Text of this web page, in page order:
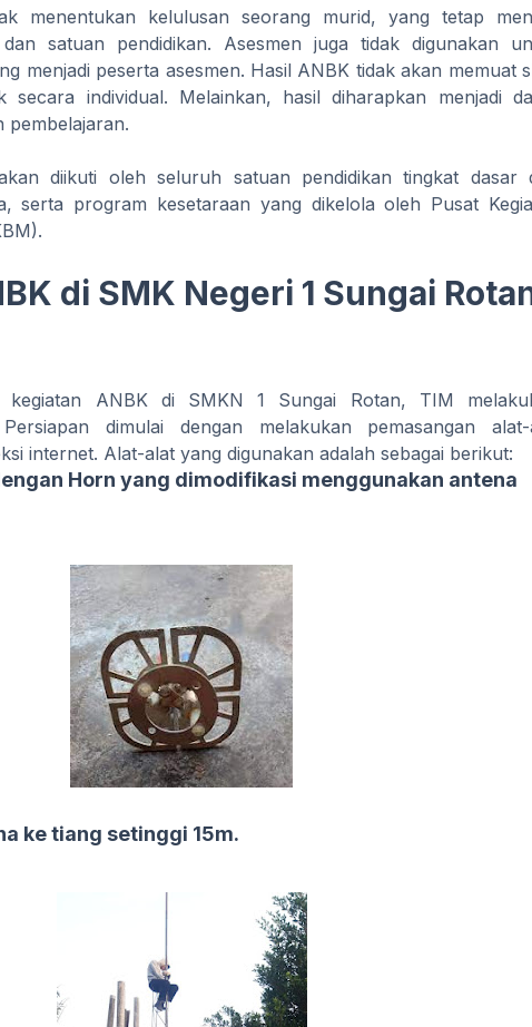
menentukan kelulusan seorang murid, yang tetap
satuan pendidikan. Asesmen juga tidak digunakan
menjadi peserta asesmen. Hasil ANBK tidak akan memuat
secara individual. Melainkan, hasil diharapkan menjadi
pembelajaran.
diikuti oleh seluruh satuan pendidikan tingkat dasar
serta program kesetaraan yang dikelola oleh Pusat
di SMK Negeri 1 Sungai
kegiatan ANBK di SMKN 1 Sungai Rotan, TIM
dimulai dengan melakukan pemasangan alat-
internet. Alat-alat yang digunakan adalah sebagai berikut:
Horn yang dimodifikasi menggunakan antena
ke tiang setinggi 15m.